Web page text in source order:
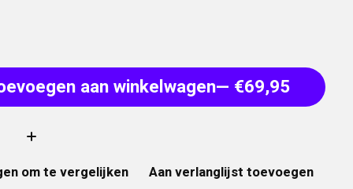
aan winkelwagen
— €69,95
om te vergelijken Aan verlanglijst toevoegen